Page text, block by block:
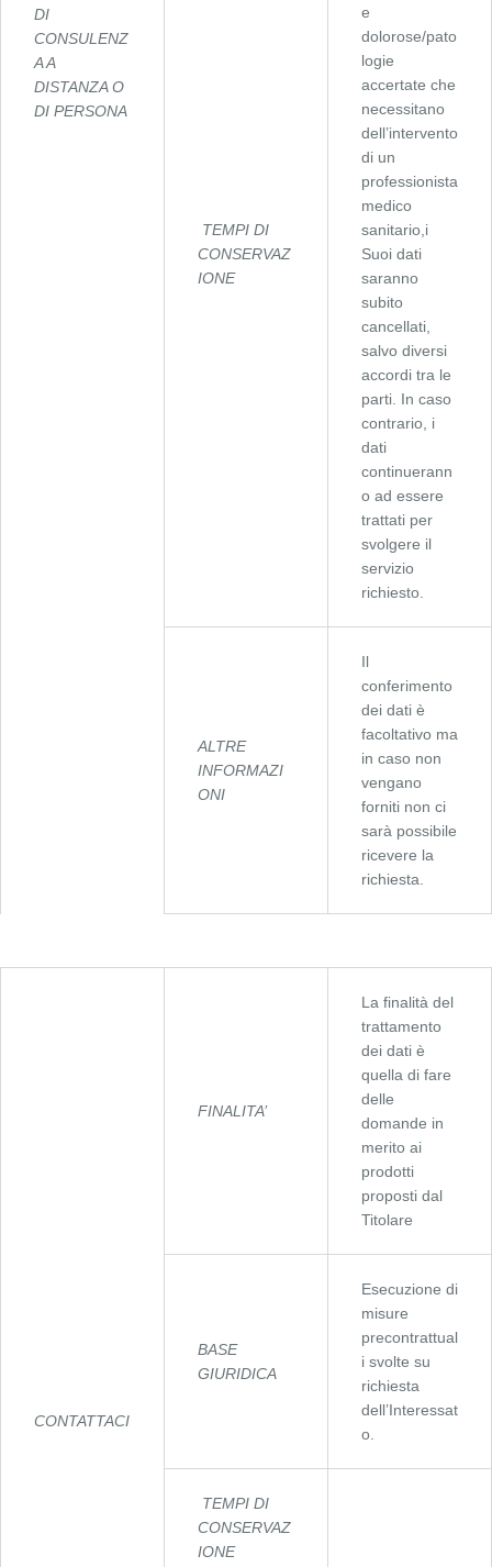
DI
CONSULENZ
A A
DISTANZA O
DI PERSONA
TEMPI DI
CONSERVAZ
IONE
e
dolorose/pato
logie
accertate che
necessitano
dell’intervento
di un
professionista
medico
sanitario,i
Suoi dati
saranno
subito
cancellati,
salvo diversi
accordi tra le
parti. In caso
contrario, i
dati
continuerann
o ad essere
trattati per
svolgere il
servizio
richiesto.
ALTRE
INFORMAZI
ONI
Il
conferimento
dei dati è
facoltativo ma
in caso non
vengano
forniti non ci
sarà possibile
ricevere la
richiesta.
CONTATTACI
FINALITA’
La finalità del
trattamento
dei dati è
quella di fare
delle
domande in
merito ai
prodotti
proposti dal
Titolare
BASE
GIURIDICA
Esecuzione di
misure
precontrattual
i svolte su
richiesta
dell’Interessat
o.
TEMPI DI
CONSERVAZ
IONE